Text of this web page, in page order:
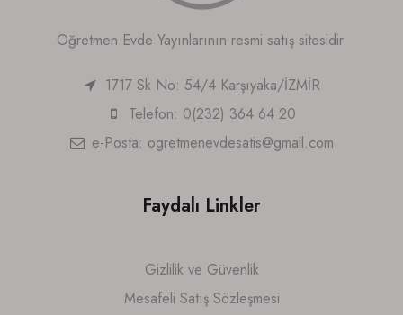
Öğretmen Evde Yayınlarının resmi satış sitesidir.
1717 Sk No: 54/4 Karşıyaka/İZMİR
Telefon: 0(232) 364 64 20
e-Posta: ogretmenevdesatis@gmail.com
Faydalı Linkler
Gizlilik ve Güvenlik
Mesafeli Satış Sözleşmesi